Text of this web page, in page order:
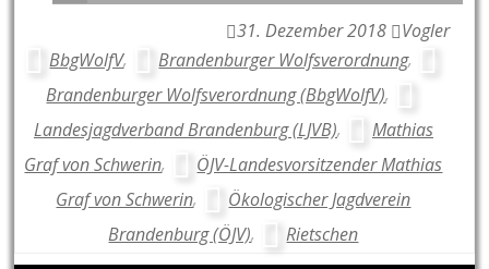
31. Dezember 2018
Vogler
BbgWolfV, Brandenburger Wolfsverordnung,
Brandenburger Wolfsverordnung (BbgWolfV),
Landesjagdverband Brandenburg (LJVB),
Mathias
Graf von Schwerin,
ÖJV-Landesvorsitzender Mathias
Graf von Schwerin,
Ökologischer Jagdverein
Brandenburg (ÖJV), Rietschen